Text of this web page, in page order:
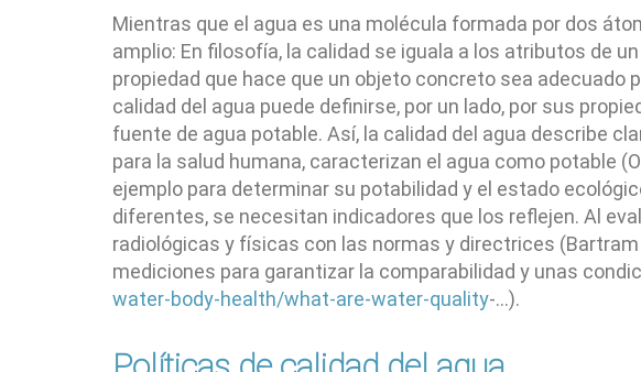
Mientras que el agua es una molécula formada por dos
amplio: En filosofía, la calidad se iguala a los atributos de
propiedad que hace que un objeto concreto sea adecuado
calidad del agua puede definirse, por un lado, por sus
fuente de agua potable. Así, la calidad del agua describe
para la salud humana, caracterizan el agua como potable
ejemplo para determinar su potabilidad y el estado
diferentes, se necesitan indicadores que los reflejen. Al
radiológicas y físicas con las normas y directrices
mediciones para garantizar la comparabilidad y unas
water-body-health/what-are-water-quality-...).